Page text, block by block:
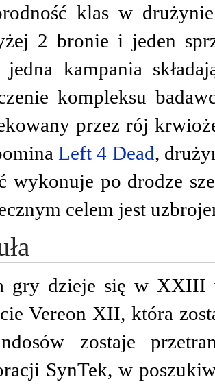
klas w
2 bronie i jeden
kampania
kompleksu
przez rój
Left 4 Dead,
wykonuje po drodze
celem jest
gry dzieje się w XXIII
Vereon XII, która
zostaje
SynTek, w